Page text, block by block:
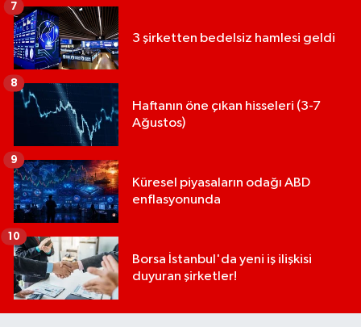
3 şirketten bedelsiz hamlesi geldi
7
Haftanın öne çıkan hisseleri (3-7
Ağustos)
8
Küresel piyasaların odağı ABD
enflasyonunda
9
Borsa İstanbul'da yeni iş ilişkisi
duyuran şirketler!
10